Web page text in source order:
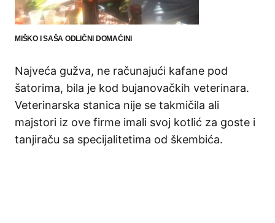
MIŠKO I SAŠA ODLIČNI DOMAĆINI
Najveća gužva, ne računajući kafane pod
šatorima, bila je kod bujanovačkih veterinara.
Veterinarska stanica nije se takmičila ali
majstori iz ove firme imali svoj kotlić za goste i
tanjiraču sa specijalitetima od škembića.